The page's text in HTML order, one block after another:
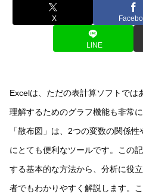
X
LINE
Excelは、ただの表計算ソフトでは
理解するためのグラフ機能も非常
「散布図」は、2つの変数の関係
にとても便利なツールです。この
する基本的な方法から、分析に役
者でもわかりやすく解説します。